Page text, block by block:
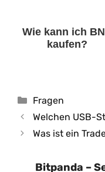
Wie kann ich
kaufen?
Kategorien
Fragen
Welchen USB-
Was ist ein
Bitpanda –